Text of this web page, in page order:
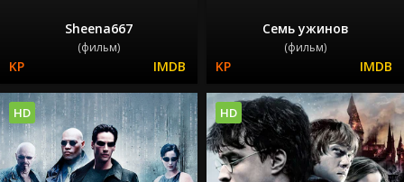
Sheena667
(фильм)
Семь ужинов
(фильм)
HD HD